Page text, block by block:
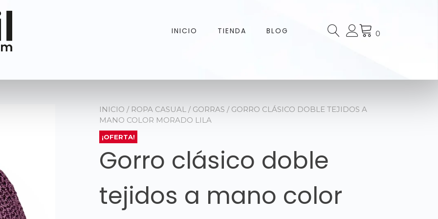
INICIO TIENDA BLOG 0
INICIO / ROPA CASUAL / GORRAS / GORRO CLÁSICO DOBLE TEJIDOS A
MANO COLOR MORADO LILA
¡OFERTA!
Gorro clásico doble
tejidos a mano color